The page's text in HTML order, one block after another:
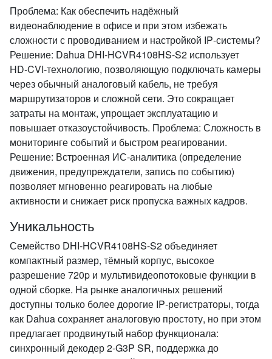
Проблема: Как обеспечить надёжный
видеонаблюдение в офисе и при этом избежать
сложности с проводиванием и настройкой IP‑системы?
Решение: Dahua DHI‑HCVR4108HS‑S2 использует
HD‑CVI‑технологию, позволяющую подключать камеры
через обычный аналоговый кабель, не требуя
маршрутизаторов и сложной сети. Это сокращает
затраты на монтаж, упрощает эксплуатацию и
повышает отказоустойчивость. Проблема: Сложность в
мониторинге событий и быстром реагировании.
Решение: Встроенная ИС‑аналитика (определение
движения, предупреждатели, запись по событию)
позволяет мгновенно реагировать на любые
активности и снижает риск пропуска важных кадров.
Уникальность
Семейство DHI‑HCVR4108HS‑S2 объединяет
компактный размер, тёмный корпус, высокое
разрешение 720p и мультивидеопотоковые функции в
одной сборке. На рынке аналогичных решений
доступны только более дорогие IP‑регистраторы, тогда
как Dahua сохраняет аналоговую простоту, но при этом
предлагает продвинутый набор функционала:
синхронный декодер 2‑G3P SR, поддержка до